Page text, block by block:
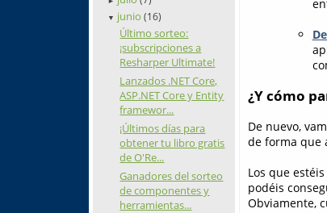
▼ junio(16)
Último sorteo:
¡subscripciones a
Resharper Ultimate!
Lanzados .NET Core,
ASP.NET Core y Entity
framewor...
¡Últimos días para
obtener tu libro gratis
de O'Re...
Ganadores del sorteo
de componentes y
herramientas...
¿Y cómo
De nuevo,
de forma que
Los que
podéis
Obviamente,